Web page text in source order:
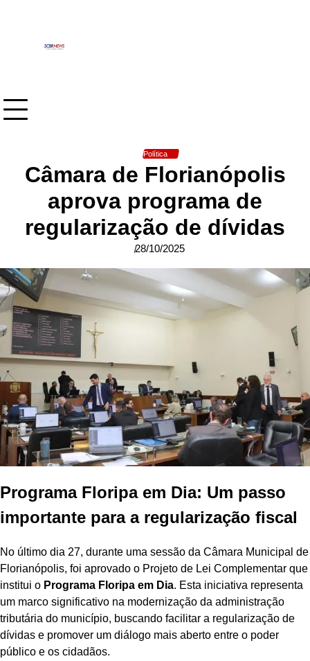
Política
Câmara de Florianópolis
aprova programa de
regularização de dívidas
28/10/2025
Programa Floripa em Dia: Um passo
importante para a regularização fiscal
No último dia 27, durante uma sessão da Câmara Municipal de
Florianópolis, foi aprovado o Projeto de Lei Complementar que
institui o Programa Floripa em Dia. Esta iniciativa representa
um marco significativo na modernização da administração
tributária do município, buscando facilitar a regularização de
dívidas e promover um diálogo mais aberto entre o poder
público e os cidadãos.